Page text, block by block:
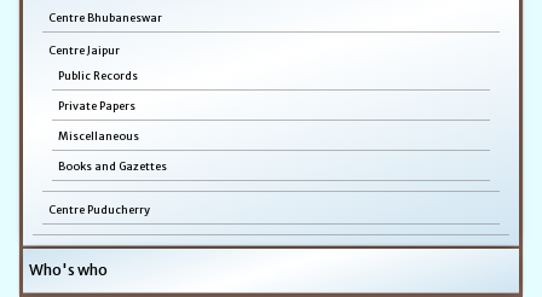
Centre Bhubaneswar
Centre Jaipur
Public Records
Private Papers
Miscellaneous
Books and Gazettes
Centre Puducherry
Who's who